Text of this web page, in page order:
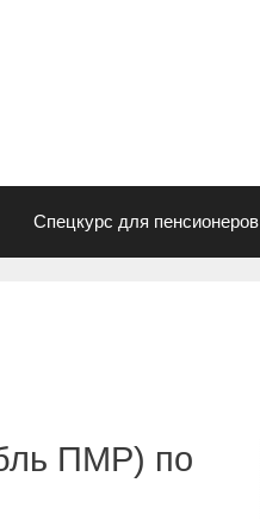
Спецкурс для пенсионеров
ПМР) по